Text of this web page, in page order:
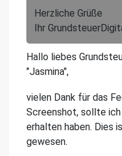
Herzliche Grüße
Ihr
Hallo liebes
"Jasmina",
vielen Dank für das
Screenshot, sollte
erhalten haben. Dies
gewesen.